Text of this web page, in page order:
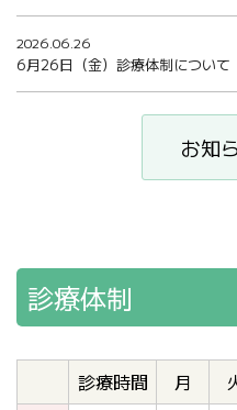
2026.06.26
6月26日（金）診療体制について
お知
診療体制
診療時間 月